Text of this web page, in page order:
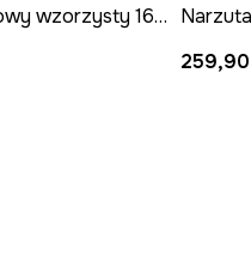
Koc polarowy wzorzysty 160 x 220 cm
259,90